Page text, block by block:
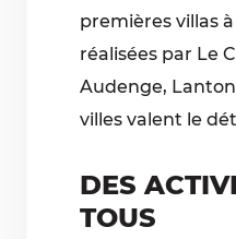
premières villas
réalisées par Le
Audenge,
villes valent le
DES
TOUS